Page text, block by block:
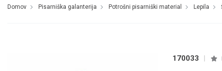
domov pisarniška galanterija potrošni pisarniški material lepila
170033